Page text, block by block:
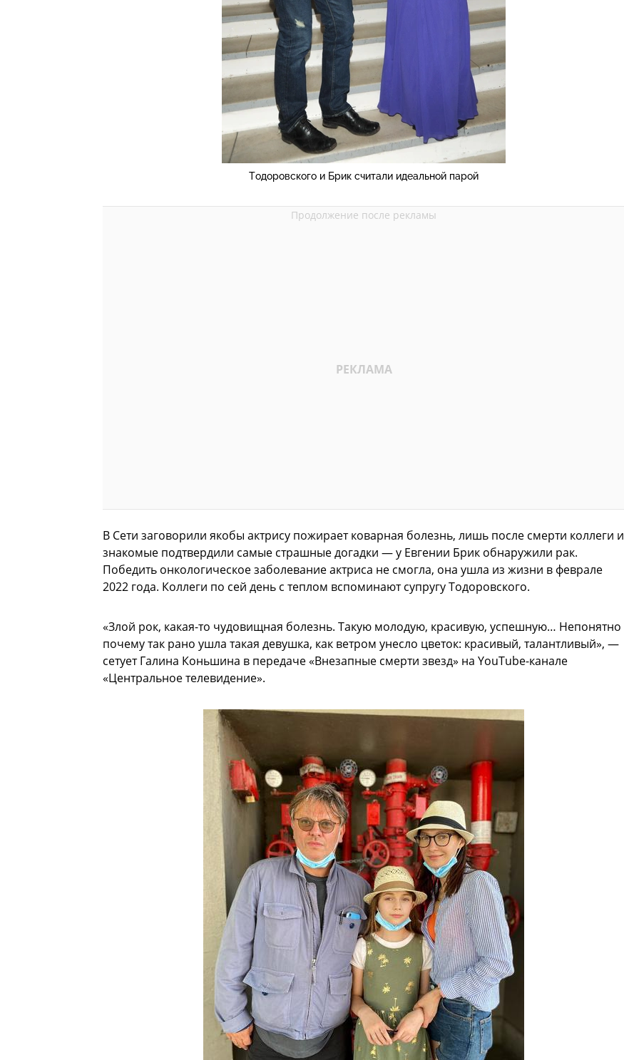
Тодоровского и Брик считали идеальной парой
В Сети заговорили якобы актрису пожирает коварная болезнь, лишь после смерти коллеги и
знакомые подтвердили самые страшные догадки — у Евгении Брик обнаружили рак.
Победить онкологическое заболевание актриса не смогла, она ушла из жизни в феврале
2022 года. Коллеги по сей день с теплом вспоминают супругу Тодоровского.
«Злой рок, какая-то чудовищная болезнь. Такую молодую, красивую, успешную… Непонятно
почему так рано ушла такая девушка, как ветром унесло цветок: красивый, талантливый», —
сетует Галина Коньшина в передаче «Внезапные смерти звезд» на YouTube-канале
«Центральное телевидение».